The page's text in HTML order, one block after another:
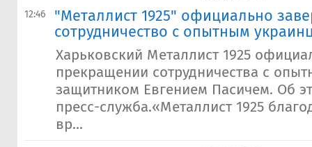
12:46
"Металлист 1925" официально
сотрудничество с опытным
Харьковский Металлист 1925
прекращении сотрудничества с
защитником Евгением Пасичем. Об
пресс-служба.«Металлист 1925
вр...